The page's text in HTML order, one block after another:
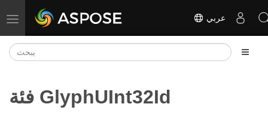
تبديل التنقل عربي
فئة GlyphUInt32Id